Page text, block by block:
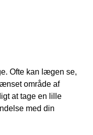
Ofte kan lægen se,
område af
at tage en lille
med din